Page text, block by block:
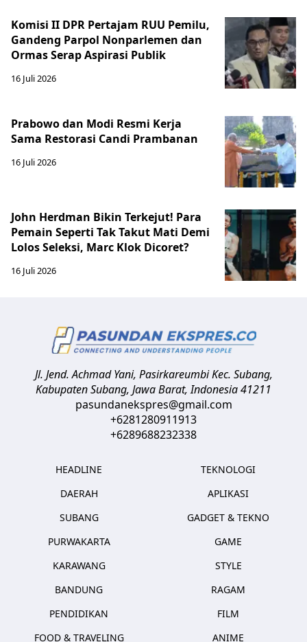
Komisi II DPR Pertajam RUU Pemilu,
Gandeng Parpol Nonparlemen dan
Ormas Serap Aspirasi Publik
16 Juli 2026
Prabowo dan Modi Resmi Kerja
Sama Restorasi Candi Prambanan
16 Juli 2026
John Herdman Bikin Terkejut! Para
Pemain Seperti Tak Takut Mati Demi
Lolos Seleksi, Marc Klok Dicoret?
16 Juli 2026
Jl. Jend. Achmad Yani, Pasirkareumbi Kec. Subang,
Kabupaten Subang, Jawa Barat,Indonesia41211
pasundanekspres@gmail.com
+6281280911913
+6289688232338
HEADLINE
DAERAH
SUBANG
PURWAKARTA
KARAWANG
BANDUNG
PENDIDIKAN
FOOD & TRAVELING
TEKNOLOGI
APLIKASI
GADGET & TEKNO
GAME
STYLE
RAGAM
FILM
ANIME